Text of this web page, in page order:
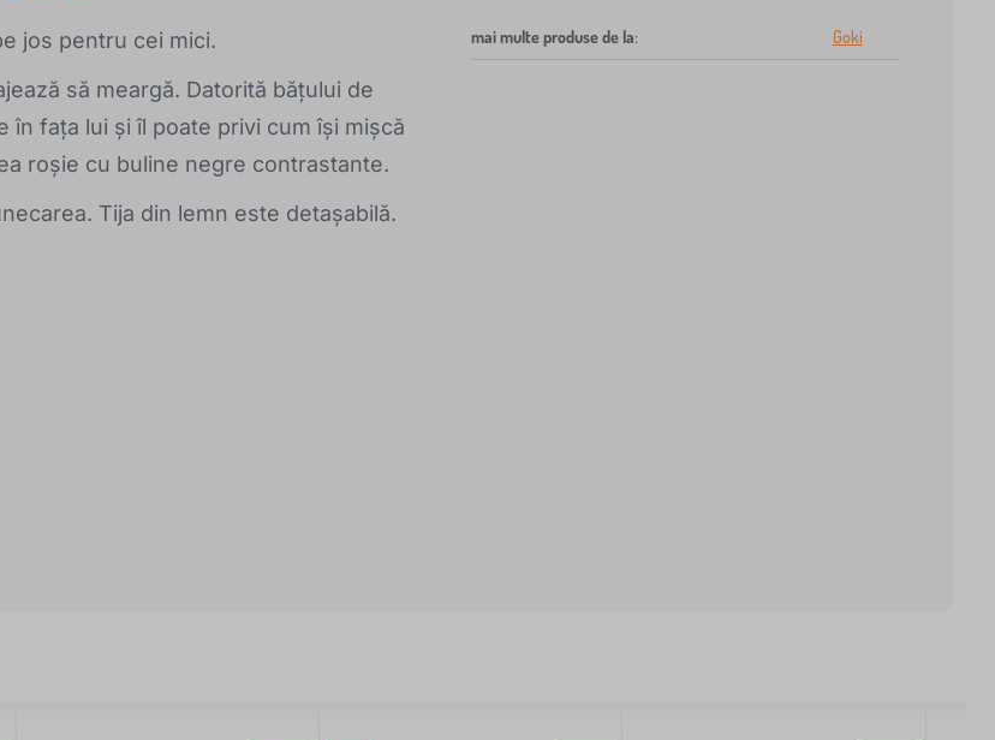
jos pentru cei mici.
să meargă. Datorită bățului de
fața lui și îl poate privi cum își mișcă
roșie cu buline negre contrastante.
Tija din lemn este detașabilă.
mai multe produse de la: Goki